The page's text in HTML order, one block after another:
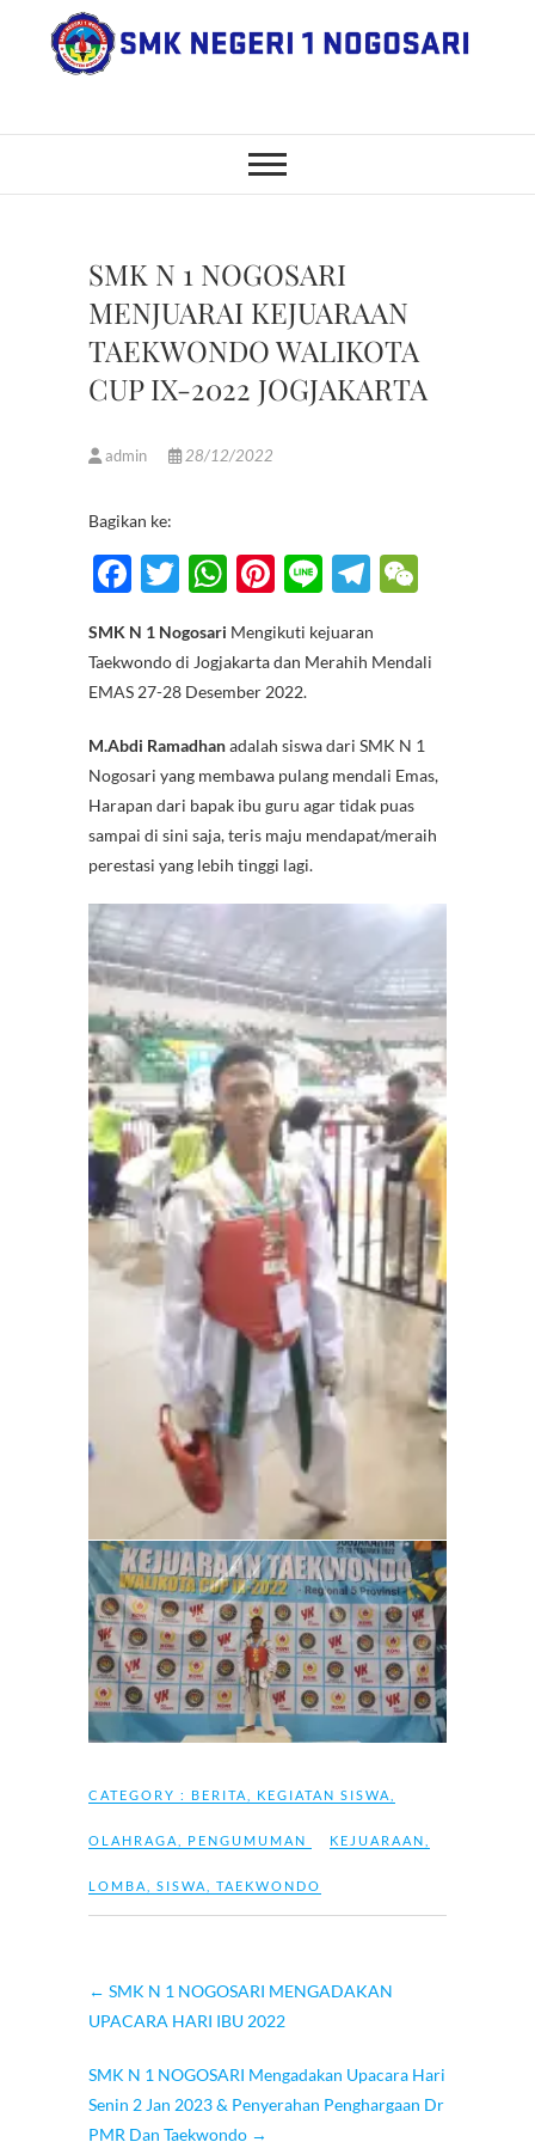
SMK Negeri 1
Nogosari
BOYOLALI
SMK N 1 NOGOSARI
MENJUARAI KEJUARAAN
TAEKWONDO WALIKOTA
CUP IX-2022 JOGJAKARTA
admin 28/12/2022
Bagikan ke:
F
e
b
o
k
T
itt
er
W
at
s
p
p
Pi
er
es
Li
e
T
e
m
C
SMK N 1 Nogosari Mengikuti kejuaran
Taekwondo di Jogjakarta dan Merahih Mendali
EMAS 27-28 Desember 2022.
M.Abdi Ramadhanadalah siswa dari SMK N 1
Nogosari yang membawa pulang mendali Emas,
Harapan dari bapak ibu guru agar tidak puas
sampai di sini saja, teris maju mendapat/meraih
perestasi yang lebih tinggi lagi.
CATEGORY : BERITA KEGIATAN SISWA
OLAHRAGA PENGUMUMAN KEJUARAAN
LOMBA SISWA TAEKWONDO
← SMK N 1 NOGOSARI MENGADAKAN
UPACARA HARI IBU 2022
SMK N 1 NOGOSARI Mengadakan Upacara Hari
Senin 2 Jan 2023 & Penyerahan Penghargaan Dr
PMR Dan Taekwondo →